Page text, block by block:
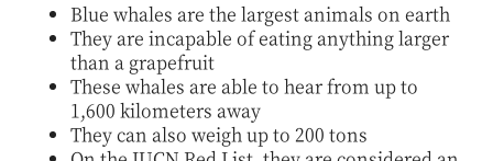
Blue whales are the largest animals on earth
They are incapable of eating anything larger
than a grapefruit
These whales are able to hear from up to
1,600 kilometers away
They can also weigh up to 200 tons